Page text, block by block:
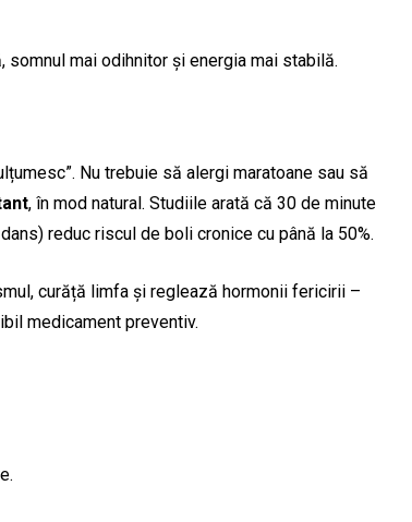
somnul mai odihnitor și energia mai stabilă.
Nu trebuie să alergi maratoane sau să
, în mod natural. Studiile arată că 30 de minute
reduc riscul de boli cronice cu până la 50%.
curăță limfa și reglează hormonii fericirii –
medicament preventiv.